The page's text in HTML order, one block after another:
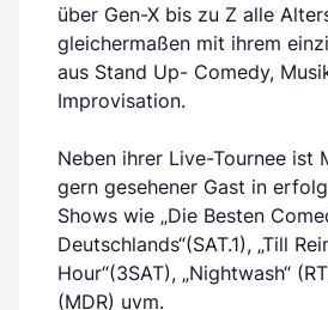
über Gen-X bis zu Z alle
gleichermaßen mit ihrem
aus Stand Up- Comedy,
Improvisation.
Neben ihrer Live-Tournee ist
gern gesehener Gast in
Shows wie „Die Besten
Deutschlands“(SAT.1), „Till
Hour“(3SAT), „Nightwash“
(MDR) uvm.